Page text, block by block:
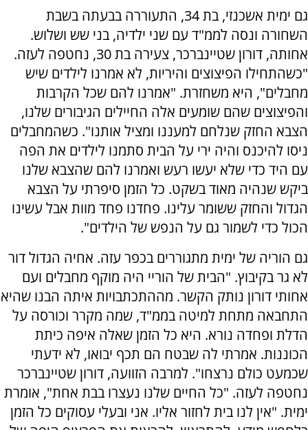
גם ימית אשכנזי, בת 34, התעוררה בבעתה בשבת
השחורה ונסה לממ"ד עם שני ילדיה, בני שש ושלוש.
אחותה, דורון שטיינברכר, צעירה בת 30, נחטפה לעזה.
"כשהתחילו הפיצוצים והיריות, לא אמרנו לילדים שיש
מחבלים", היא משחזרת. "אמרנו להם שכל הקרבות
והפיצוצים שהם שומעים אלה החיילים הגיבורים שלנו,
הצבא החזק שנלחם למעננו ומציל אותנו". כשהמחבלים
ניסו להיכנס והיה ירי על הבית סתמנו לילדים את הפה
עם היד כדי שלא יעשו רעש ואמרנו להם שהצבא שלנו
ביקש שנהיה מאוד בשקט. כל הזמן סיפרתי על הצבא
הגדול והחזק ששומר עלינו. פחדנו פחד מוות אבל עשינו
הכול כדי לשמור גם על הנפש של הילדים".
גם הוריה של ימית מתגוררים בכפר עזה. אחיה הגדול דור
לא גר בקיבוץ. "הבית של הוריי היה מוקף מחבלים ועם
אחותי דורון נותק הקשר. מההתכתבויות איתה הבנו שהיא
התחבאה מתחת למיטה בממ"ד, שמה מקרר וכורסה על
הדלת ופחדה נורא. היא כל הזמן שאלה איפה כיתת
הכוננות. אמרתי לה שבטח הם תכף יבואו, לא ידעתי
שכמעט כולם נרצחו". למרבה הזוועה, דורון שטיינברכר
נחטפה לעזה. "כל החיים שלנו נעצרו בבת אחת", אומרת
ימית. "אין לנו בית לחזור אליו. אני ובעלי עסוקים כל הזמן